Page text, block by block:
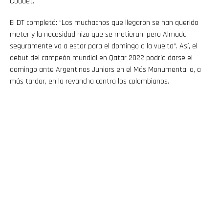
El DT completó: “Los muchachos que llegaron se han querido
meter y la necesidad hizo que se metieran, pero Almada
seguramente va a estar para el domingo o la vuelta”. Así, el
debut del campeón mundial en Qatar 2022 podría darse el
domingo ante Argentinos Juniors en el Más Monumental o, a
más tardar, en la revancha contra los colombianos.